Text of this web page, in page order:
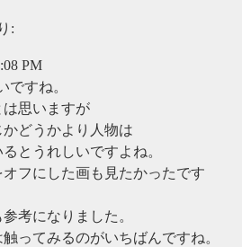
:
PM
ですね。
思いますが
どうかより人物は
とうれしいですよね。
フにした画も見たかったです
考になりました。
ってみるのがいちばんですね。